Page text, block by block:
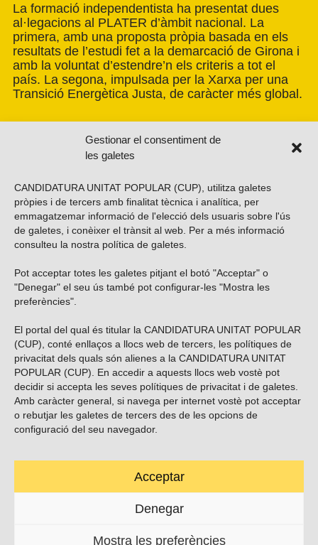
Gestionar el consentiment de
les galetes
CANDIDATURA UNITAT POPULAR (CUP), utilitza galetes
pròpies i de tercers amb finalitat tècnica i analítica, per
emmagatzemar informació de l'elecció dels usuaris sobre l'ús
de galetes, i conèixer el trànsit al web. Per a més informació
consulteu la nostra política de galetes
Pot acceptar totes les galetes pitjant el botó "Acceptar" o
"Denegar" el seu ús també pot configurar-les "Mostra les
preferències".
El portal del qual és titular la CANDIDATURA UNITAT POPULAR
(CUP), conté enllaços a llocs web de tercers, les polítiques de
privacitat dels quals són alienes a la CANDIDATURA UNITAT
POPULAR (CUP). En accedir a aquests llocs web vostè pot
decidir si accepta les seves polítiques de privacitat i de galetes.
Amb caràcter general, si navega per internet vostè pot acceptar
o rebutjar les galetes de tercers des de les opcions de
configuració del seu navegador.
Acceptar
Denegar
Mostra les preferències
La formació independentista ha presentat dues
al·legacions al PLATER d’àmbit nacional. La
primera, amb una proposta pròpia basada en els
resultats de l’estudi fet a la demarcació de Girona i
amb la voluntat d’estendre’n els criteris a tot el
país. La segona, impulsada per la Xarxa per una
Transició Energètica Justa, de caràcter més global.
Vols subscriure’t al nostre butlletí?
ENVIAR
Troba’ns a les xarxes socials
Carrer Casp 180 (baixos), Barcelona.
contacte@cup.cat